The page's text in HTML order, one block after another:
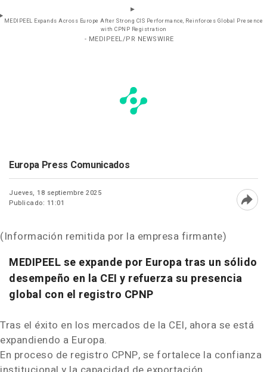
MEDIPEEL Expands Across Europe After Strong CIS Performance, Reinforces Global Presence
with CPNP Registration
- MEDIPEEL/PR NEWSWIRE
Europa Press Comunicados
Jueves, 18 septiembre 2025
Publicado: 11:01
(Información remitida por la empresa firmante)
MEDIPEEL se expande por Europa tras un sólido
desempeño en la CEI y refuerza su presencia
global con el registro CPNP
Tras el éxito en los mercados de la CEI, ahora se está
expandiendo a Europa.
En proceso de registro CPNP, se fortalece la confianza